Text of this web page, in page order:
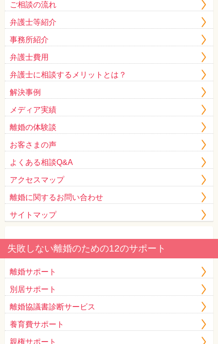
ご相談の流れ
弁護士等紹介
事務所紹介
弁護士費用
弁護士に相談するメリットとは？
解決事例
メディア実績
離婚の体験談
お客さまの声
よくある相談Q&A
アクセスマップ
離婚に関するお問い合わせ
サイトマップ
失敗しない離婚のための12のサポート
離婚サポート
別居サポート
離婚協議書診断サービス
養育費サポート
親権サポート